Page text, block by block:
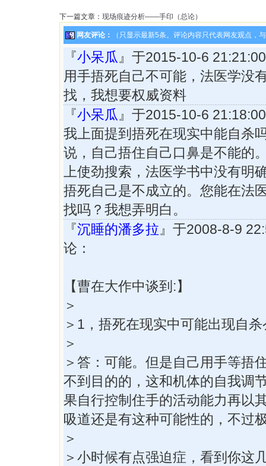
下一篇文章： 现场痕迹分析——手印（总论）
网友评论： （只显示最新5条。评论内容只代表网友观点，
『小呆瓜 』于2015-10-6
用手捂死自己不可能，法医学没
找，我想要权威资料
『小呆瓜 』于2015-10-6
我上面提到捂死在现实中能自杀
说，自己捂住自己口鼻是不能的
上使劲搜索，法医学书中没有明
捂死自己是不成立的。您能在法
找吗？我想弄明白。
『沉睡的潘多拉 』于2008-8-9
论：
【曹在大作中谈到:】
＞
＞1，捂死在现实中可能出现自
＞
＞答：可能。但是自己用手等捂
不到目的的，这和机体的自我调
果自行控制住手的活动能力再以
吸道还是有这种可能性的，不过
＞
＞小时候有点强迫症，看到你这